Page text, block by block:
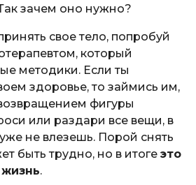
зачем оно нужно?
свое тело, попробуй
который
методики. Если ты
здоровье, то займись им,
фигуры
или раздари все вещи, в
не влезешь. Порой снять
быть трудно, но в итоге это
.